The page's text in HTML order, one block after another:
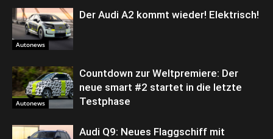
Autonews
Der Audi A2 kommt wieder! Elektrisch!
Autonews
Countdown zur Weltpremiere: Der
neue smart #2 startet in die letzte
Testphase
Audi Q9: Neues Flaggschiff mit